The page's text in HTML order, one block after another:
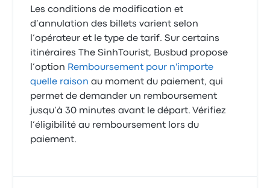
Les conditions de modification et
d’annulation des billets varient selon
l’opérateur et le type de tarif. Sur certains
itinéraires The SinhTourist, Busbud propose
l’option Remboursement pour n'importe
quelle raison au moment du paiement, qui
permet de demander un remboursement
jusqu’à 30 minutes avant le départ. Vérifiez
l’éligibilité au remboursement lors du
paiement.